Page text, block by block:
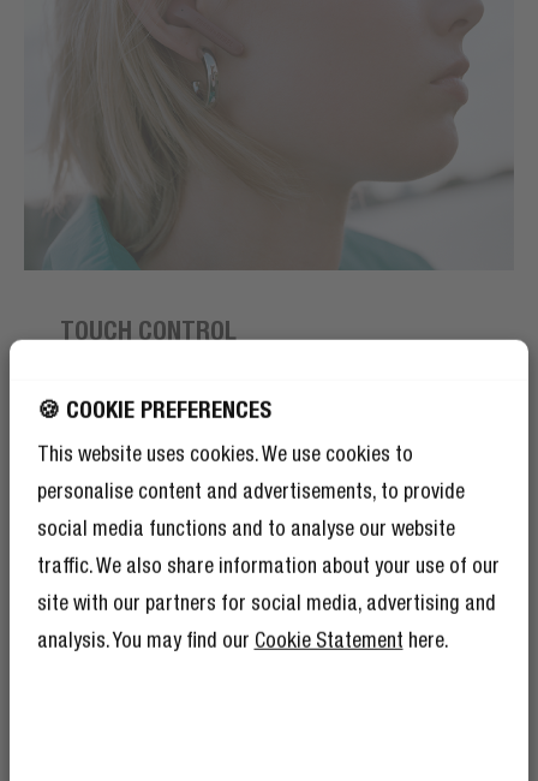
🍪 COOKIE PREFERENCES
This website uses cookies. We use cookies to
personalise content and advertisements, to provide
social media functions and to analyse our website
traffic. We also share information about your use of our
site with our partners for social media, advertising and
analysis. You may find our Cookie Statement here.
TOUCH CONTROL
your connected device, but also by touching the
earbuds. Simply tap on the side of the earbuds and
stay hands-free.